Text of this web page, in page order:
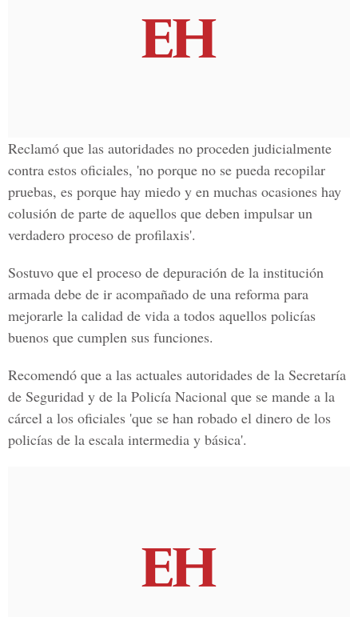
Reclamó que las autoridades no proceden judicialmente
contra estos oficiales, 'no porque no se pueda recopilar
pruebas, es porque hay miedo y en muchas ocasiones hay
colusión de parte de aquellos que deben impulsar un
verdadero proceso de profilaxis'.
Sostuvo que el proceso de depuración de la institución
armada debe de ir acompañado de una reforma para
mejorarle la calidad de vida a todos aquellos policías
buenos que cumplen sus funciones.
Recomendó que a las actuales autoridades de la Secretaría
de Seguridad y de la Policía Nacional que se mande a la
cárcel a los oficiales 'que se han robado el dinero de los
policías de la escala intermedia y básica'.